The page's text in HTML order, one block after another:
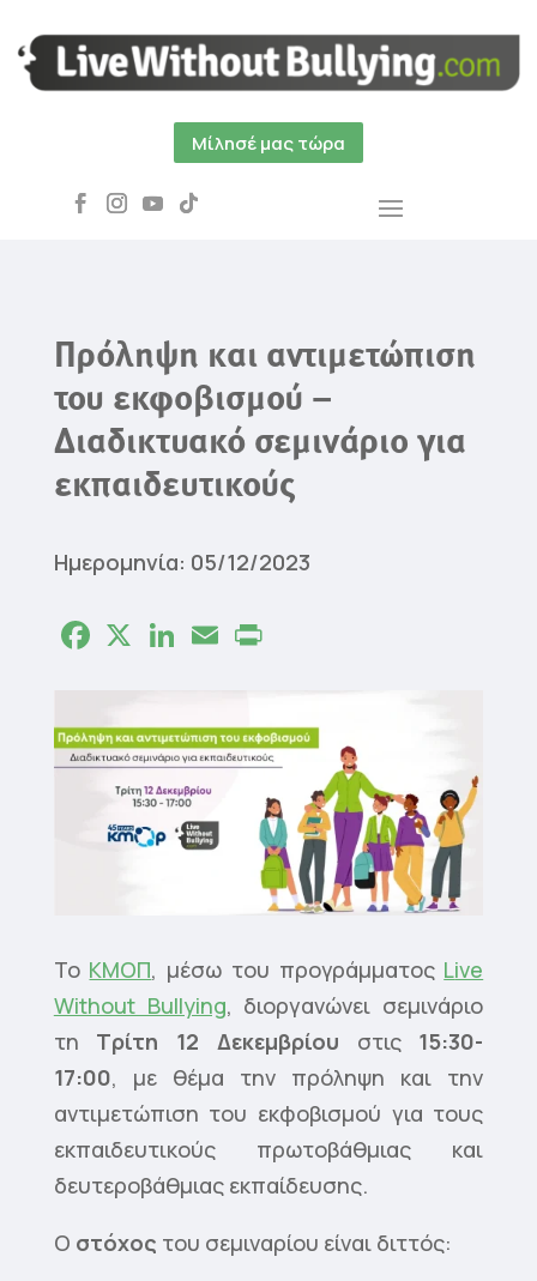
Μίλησέ μας τώρα
Πρόληψη και αντιμετώπιση
του εκφοβισμού –
Διαδικτυακό σεμινάριο για
εκπαιδευτικούς
Ημερομηνία: 05/12/2023
FacebookLinkedIn
Email
Το ΚΜΟΠ, μέσω του προγράμματος Live
Without Bullying, διοργανώνει σεμινάριο
τη Τρίτη 12 Δεκεμβρίου στις 15:30-
17:00, με θέμα την πρόληψη και την
αντιμετώπιση του εκφοβισμού για τους
εκπαιδευτικούς πρωτοβάθμιας και
δευτεροβάθμιας εκπαίδευσης.
Ο στόχος του σεμιναρίου είναι διττός: